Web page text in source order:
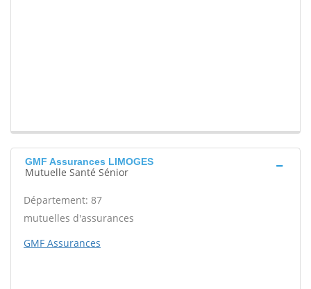
GMF Assurances LIMOGES
Mutuelle Santé Sénior
Département: 87
mutuelles d'assurances
GMF Assurances